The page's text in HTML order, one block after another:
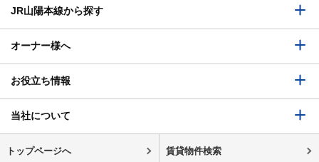
JR山陽本線から探す
オーナー様へ
お役立ち情報
当社について
トップページへ 賃貸物件検索